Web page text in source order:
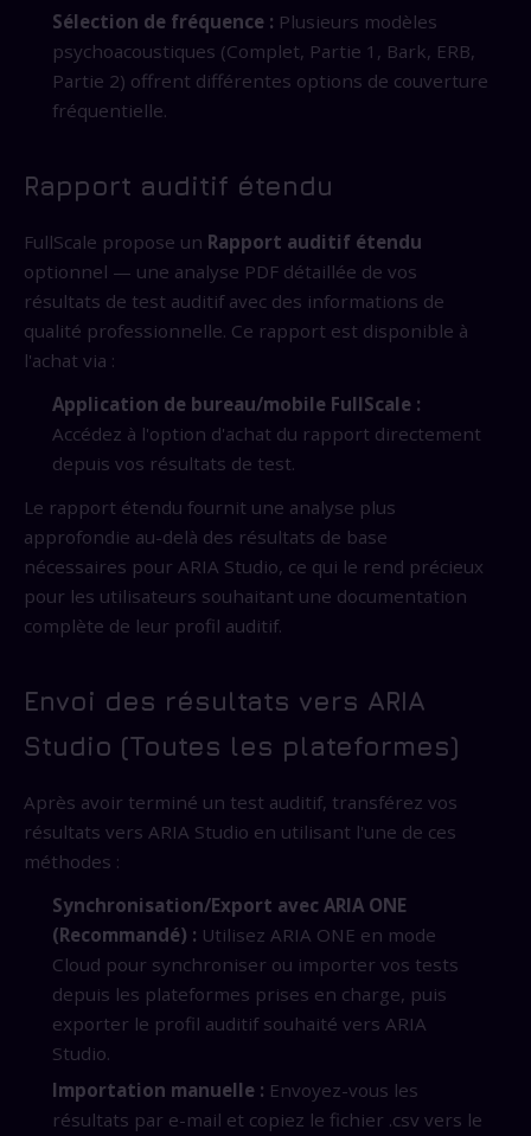
Sélection de fréquence : Plusieurs modèles
psychoacoustiques (Complet, Partie 1, Bark, ERB,
Partie 2) offrent différentes options de couverture
fréquentielle.
Rapport auditif étendu
FullScale propose un Rapport auditif étendu
optionnel — une analyse PDF détaillée de vos
résultats de test auditif avec des informations de
qualité professionnelle. Ce rapport est disponible à
l'achat via :
Application de bureau/mobile FullScale :
Accédez à l'option d'achat du rapport directement
depuis vos résultats de test.
Le rapport étendu fournit une analyse plus
approfondie au-delà des résultats de base
nécessaires pour ARIA Studio, ce qui le rend précieux
pour les utilisateurs souhaitant une documentation
complète de leur profil auditif.
Envoi des résultats vers ARIA
Studio (Toutes les plateformes)
Après avoir terminé un test auditif, transférez vos
résultats vers ARIA Studio en utilisant l'une de ces
méthodes :
Synchronisation/Export avec ARIA ONE
(Recommandé) : Utilisez ARIA ONE en mode
Cloud pour synchroniser ou importer vos tests
depuis les plateformes prises en charge, puis
exporter le profil auditif souhaité vers ARIA
Studio.
Importation manuelle : Envoyez-vous les
résultats par e-mail et copiez le fichier .csv vers le